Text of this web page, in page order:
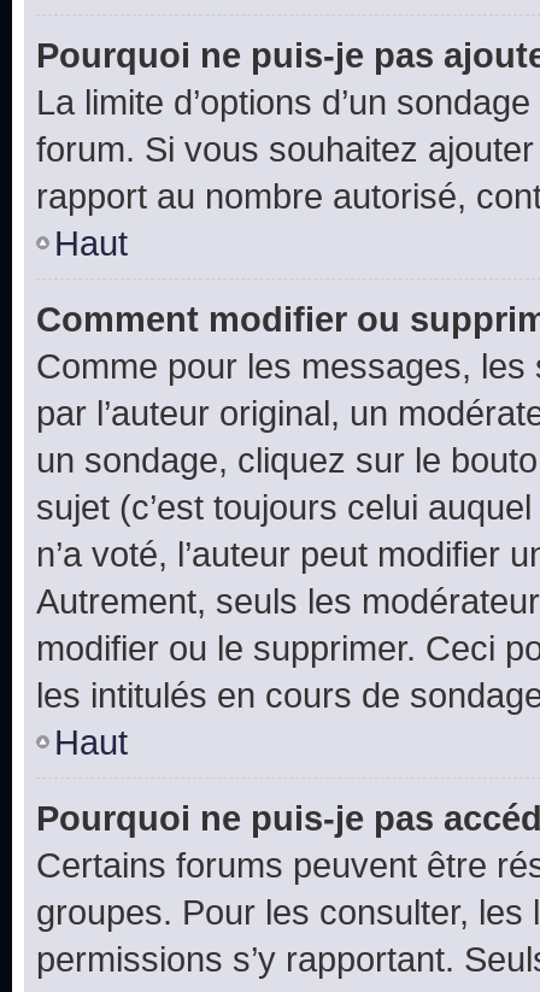
Pourquoi ne puis-je pas
La limite d’options d’un
forum. Si vous souhaitez
rapport au nombre autorisé,
Haut
Comment modifier ou
Comme pour les messages,
par l’auteur original, un
un sondage, cliquez sur le
sujet (c’est toujours celui
n’a voté, l’auteur peut modifier
Autrement, seuls les
modifier ou le supprimer. Ceci
les intitulés en cours de
Haut
Pourquoi ne puis-je pas
Certains forums peuvent être
groupes. Pour les consulter,
permissions s’y rapportant.